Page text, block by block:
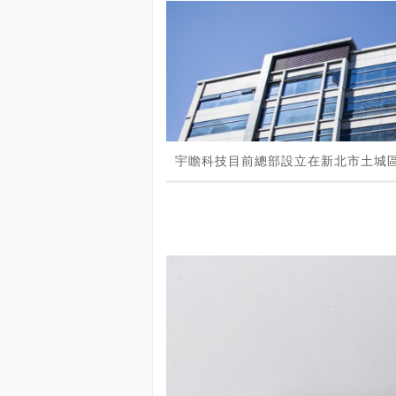
宇瞻科技目前總部設立在新北市土城